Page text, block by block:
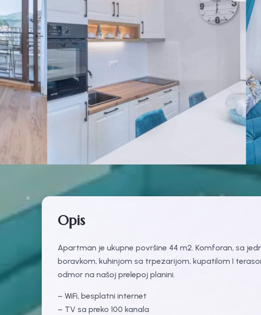
Opis
Apartman je ukupne površine 44 m2. Komforan, sa
boravkom, kuhinjom sa trpezarijom, kupatilom I
odmor na našoj prelepoj planini.
– WiFi, besplatni internet
– TV sa preko 100 kanala